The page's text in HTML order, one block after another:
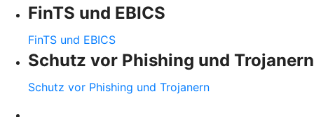
FinTS und EBICS
FinTS und EBICS
Schutz vor Phishing und Trojanern
Schutz vor Phishing und Trojanern